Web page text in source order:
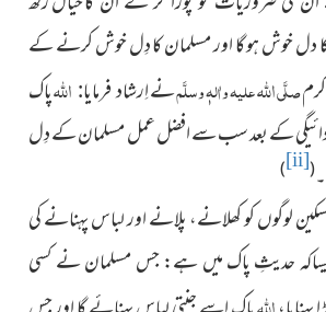
دل خوش ہو گا اور مسلمان کا دِل خوش کرنے کے
صلَّیاللہعلیہ واٰلہٖ وسلَّمنےاِرشاد فرمایا: اللہپاک
کے بعد سب سےافضل عمل مسلمان کے دِل
(
[ii]
)
لوگوں کو کھلانے، پلانے اور لباس پہنانےکی
حدیثِ پاک میں ہے: جس مسلمان نے کسی